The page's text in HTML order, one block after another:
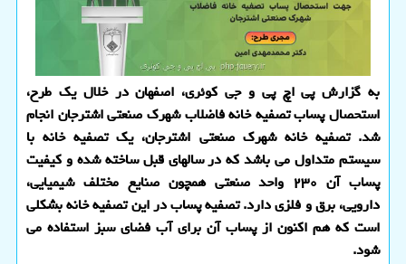
به گزارش پی اچ پی و جی کوئری، اصفهان در خلال یک طرح،
استحصال پساب تصفیه خانه فاضلاب شهرک صنعتی اشترجان انجام
شد. تصفیه خانه شهرک صنعتی اشترجان، یک تصفیه خانه با
سیستم متداول می باشد که در سالهای قبل ساخته شده و کیفیت
پساب آن ۲۳۰ واحد صنعتی همچون صنایع مختلف شیمیایی،
دارویی، برق و فلزی دارد. تصفیه پساب در این تصفیه خانه بشکلی
است که هم اکنون از پساب آن برای آب فضای سبز استفاده می
شود.